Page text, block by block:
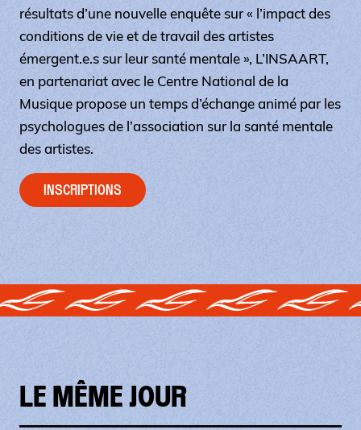
résultats d’une nouvelle enquête sur « l’impact des
conditions de vie et de travail des artistes
émergent.e.s sur leur santé mentale », L’INSAART,
en partenariat avec le Centre National de la
Musique propose un temps d’échange animé par les
psychologues de l’association sur la santé mentale
des artistes.
INSCRIPTIONS
LE MÊME JOUR